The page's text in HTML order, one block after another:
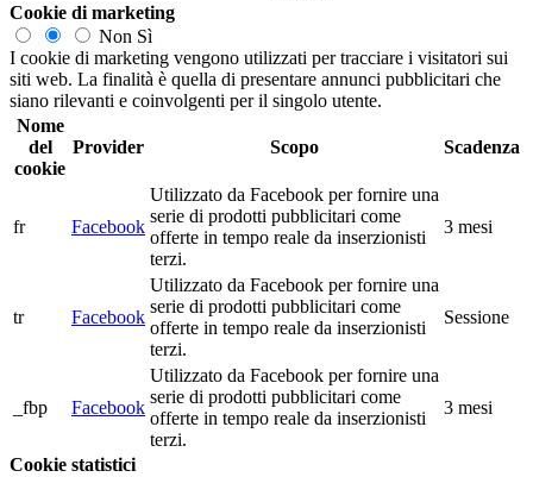
Cookie di marketing
Non Sì
I cookie di marketing vengono utilizzati per tracciare i visitatori sui
siti web. La finalità è quella di presentare annunci pubblicitari che
siano rilevanti e coinvolgenti per il singolo utente.
Nome
del
cookie
Provider Scopo Scadenza
fr Facebook
Utilizzato da Facebook per fornire una
serie di prodotti pubblicitari come
offerte in tempo reale da inserzionisti
terzi.
3 mesi
tr Facebook
Utilizzato da Facebook per fornire una
serie di prodotti pubblicitari come
offerte in tempo reale da inserzionisti
terzi.
Sessione
_fbp Facebook
Utilizzato da Facebook per fornire una
serie di prodotti pubblicitari come
offerte in tempo reale da inserzionisti
terzi.
3 mesi
Cookie statistici